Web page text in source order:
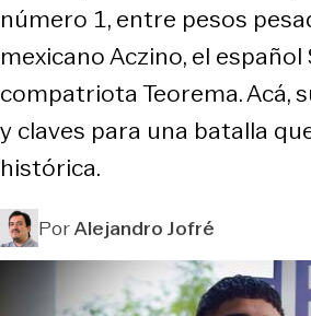
número 1, entre pesos
mexicano Aczino, el español
compatriota Teorema. Acá,
y claves para una batalla
histórica.
PorAlejandro Jofré